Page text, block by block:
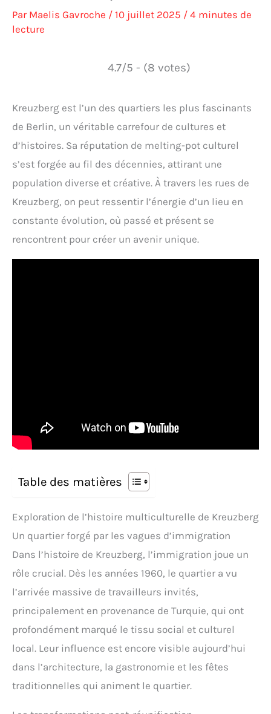
Par Maelis Gavroche / 10 juillet 2025 / 4 minutes de
lecture
4.7/5 - (8 votes)
Kreuzberg est l’un des quartiers les plus fascinants
de Berlin, un véritable carrefour de cultures et
d’histoires. Sa réputation de melting-pot culturel
s’est forgée au fil des décennies, attirant une
population diverse et créative. À travers les rues de
Kreuzberg, on peut ressentir l’énergie d’un lieu en
constante évolution, où passé et présent se
rencontrent pour créer un avenir unique.
Table des matières
Exploration de l’histoire multiculturelle de Kreuzberg
Un quartier forgé par les vagues d’immigration
Dans l’histoire de Kreuzberg, l’immigration joue un
rôle crucial. Dès les années 1960, le quartier a vu
l’arrivée massive de travailleurs invités,
principalement en provenance de Turquie, qui ont
profondément marqué le tissu social et culturel
local. Leur influence est encore visible aujourd’hui
dans l’architecture, la gastronomie et les fêtes
traditionnelles qui animent le quartier.